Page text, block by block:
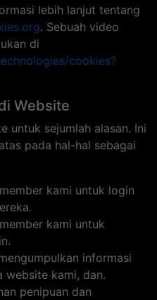
lebih lanjut tentang
. Sebuah video
di
cookies?
Website
untuk sejumlah alasan. Ini
pada hal-hal sebagai
kami untuk login
kami untuk
informasi
website kami, dan.
penipuan dan